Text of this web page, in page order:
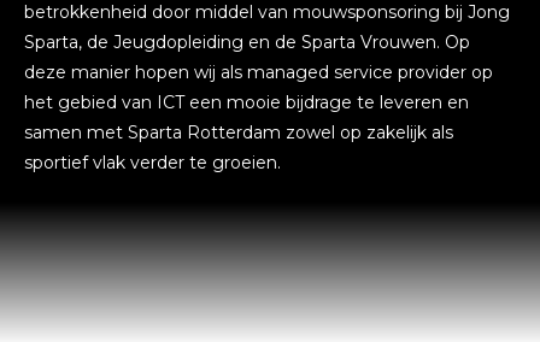
betrokkenheid door middel van mouwsponsoring bij Jong
Sparta, de Jeugdopleiding en de Sparta Vrouwen. Op
deze manier hopen wij als managed service provider op
het gebied van ICT een mooie bijdrage te leveren en
samen met Sparta Rotterdam zowel op zakelijk als
sportief vlak verder te groeien.